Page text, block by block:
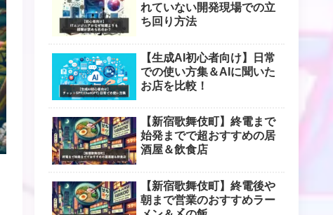
れていない開発現場での立
ち回り方法
【生成AI初心者向け】日常
での使い方集＆AIに聞いた
お店を比較！
【新宿歌舞伎町】終電まで
始発までで超おすすめの居
酒屋＆飲食店
【新宿歌舞伎町】終電後や
朝まで営業のおすすめラー